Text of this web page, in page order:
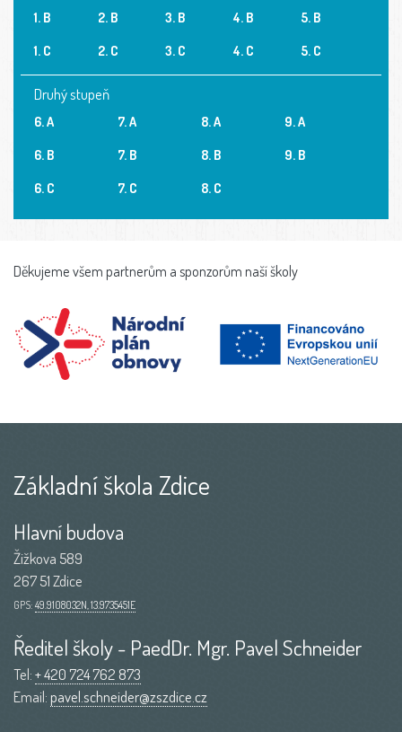
1. B
1. C
2. B
2. C
3. B
3. C
4. B
4. C
5. B
5. C
Druhý stupeň
6. A
6. B
6. C
7. A
7. B
7. C
8. A
8. B
8. C
9. A
9. B
Děkujeme všem partnerům a sponzorům naší školy
Základní škola Zdice
Hlavní budova
Žižkova 589
267 51 Zdice
GPS: 49.9108032N, 13.9735451E
Ředitel školy - PaedDr. Mgr. Pavel Schneider
Tel:+ 420 724 762 873
Email:pavel.schneider@zszdice.cz